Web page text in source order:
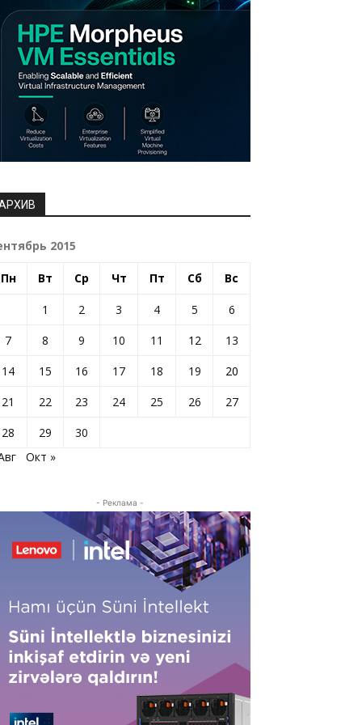
2015
Пн Вт Ср Чт Пт Сб Вс
1 2 3 4 5
6
7
8 9 10 11 12
13
14
15 16 17 18 19
20
21
22 23 24 25 26
27
28
29
30
Окт »
- Реклама -